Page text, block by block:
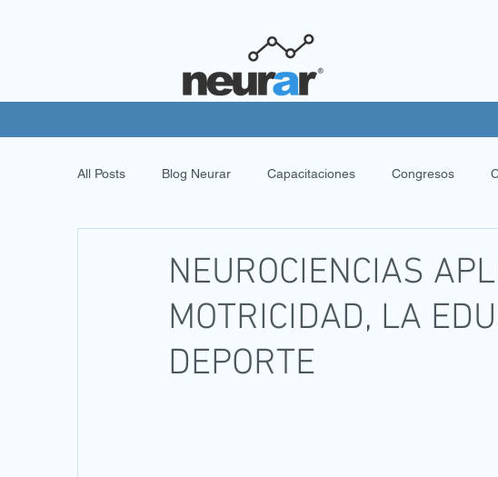
All Posts Blog Neurar Capacitaciones Congresos
NEUROCIENCIAS
MOTRICIDAD, LA
DEPORTE